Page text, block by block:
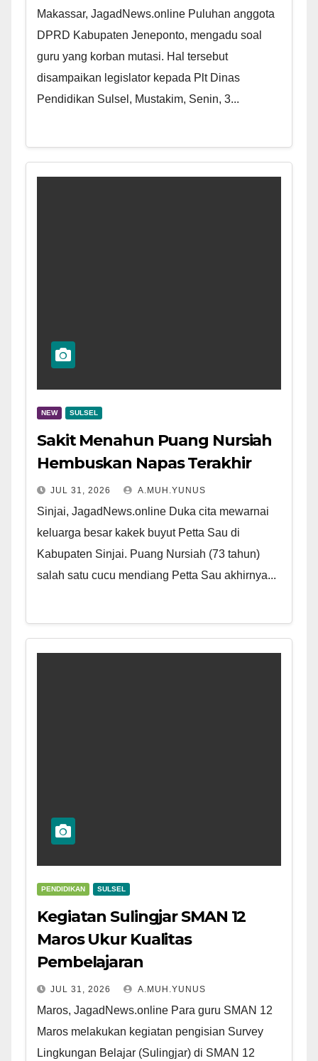
Makassar, JagadNews.online Puluhan anggota
DPRD Kabupaten Jeneponto, mengadu soal
guru yang korban mutasi. Hal tersebut
disampaikan legislator kepada Plt Dinas
Pendidikan Sulsel, Mustakim, Senin, 3...
NEW SULSEL
Sakit Menahun Puang Nursiah
Hembuskan Napas Terakhir
JUL 31, 2026 A.MUH.YUNUS
Sinjai, JagadNews.online Duka cita mewarnai
keluarga besar kakek buyut Petta Sau di
Kabupaten Sinjai. Puang Nursiah (73 tahun)
salah satu cucu mendiang Petta Sau akhirnya...
PENDIDIKAN SULSEL
Kegiatan Sulingjar SMAN 12
Maros Ukur Kualitas
Pembelajaran
JUL 31, 2026 A.MUH.YUNUS
Maros, JagadNews.online Para guru SMAN 12
Maros melakukan kegiatan pengisian Survey
Lingkungan Belajar (Sulingjar) di SMAN 12